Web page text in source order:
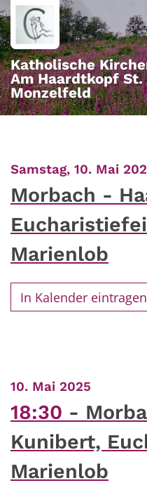
Zum Inhalt springen
Katholische
Am Haardtkopf
Monzelfeld
Samstag, 10. Mai
Morbach -
Marienlob
In Kalender eintragen
10. Mai 2025
18:30
Kunibert,
Marienlob